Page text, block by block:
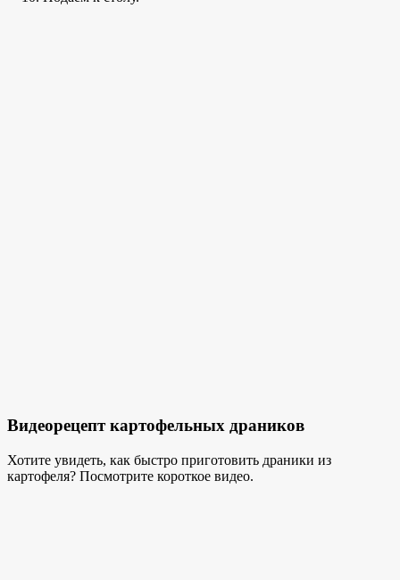
Видеорецепт картофельных драников
Хотите увидеть, как быстро приготовить драники из
картофеля? Посмотрите короткое видео.